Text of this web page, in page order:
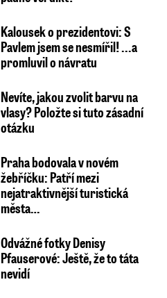
Kalousek o prezidentovi: S
Pavlem jsem se nesmířil! ...a
promluvil o návratu
Nevíte, jakou zvolit barvu na
vlasy? Položte si tuto zásadní
otázku
Praha bodovala v novém
žebříčku: Patří mezi
nejatraktivnější turistická
města…
Odvážné fotky Denisy
Pfauserové: Ještě, že to táta
nevidí